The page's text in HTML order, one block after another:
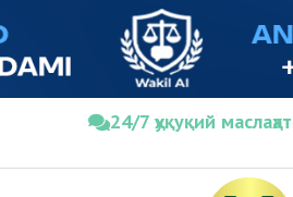
24/7 ҳуқуқий маслаҳат